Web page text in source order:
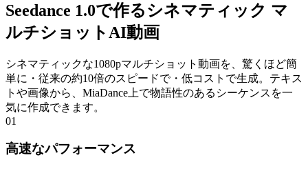
Seedance 1.0で作るシネマティック マ
ルチショットAI動画
シネマティックな1080pマルチショット動画を、驚くほど簡
単に・従来の約10倍のスピードで・低コストで生成。テキス
トや画像から、MiaDance上で物語性のあるシーケンスを一
気に作成できます。
01
高速なパフォーマンス